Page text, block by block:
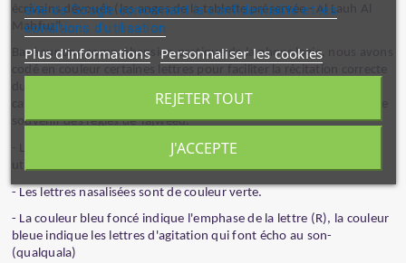
écrivains dévoués (les anges de la tablette préservée - Al Lauh Al
Mahfuz".
Basé sur une compréhension pratique de la phonologie, nous avons
catégories possibles pour améliorer la connaissance du lecteur et le
souvenir des règles de Tajweed:
- Les lettres qui nécessitent une vocalisation étendue. Nous avons
utilisé la couleur rouge pour mettre en évidence ces lettres.
- Les lettres nasalisées sont de couleur verte.
- La couleur bleu foncé indique l'emphase de la lettre (R), la couleur
bleue indique les lettres d'agitation qui font écho au son-
(qualquala)
site de Google concernant la confidentialité et les
conditions d'utilisation
Plus d'informations Personnaliser les cookies
REJETER TOUT
J'ACCEPTE